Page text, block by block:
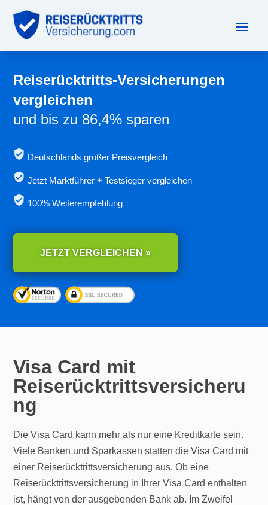
Reiserücktritts-Versicherungen
vergleichen
und bis zu 86,4% sparen
Deutschlands großer Preisvergleich
Jetzt Marktführer + Testsieger vergleichen
100% Weiterempfehlung
JETZT VERGLEICHEN »
Visa Card mit
Reiserücktrittsversicheru
ng
Die Visa Card kann mehr als nur eine Kreditkarte sein.
Viele Banken und Sparkassen statten die Visa Card mit
einer Reiserücktrittsversicherung aus. Ob eine
Reiserücktrittsversicherung in Ihrer Visa Card enthalten
ist, hängt von der ausgebenden Bank ab. Im Zweifel